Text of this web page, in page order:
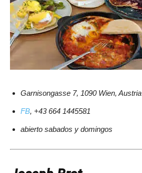
Garnisongasse 7, 1090 Wien, Austria
FB, +43 664 1445581
abierto sabados y domingos